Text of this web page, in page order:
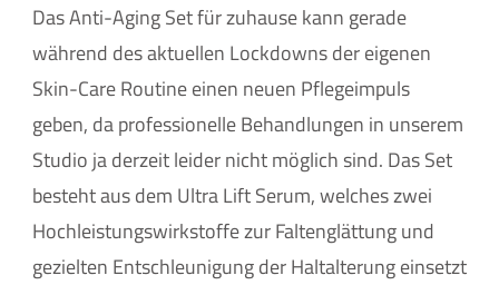
Das Anti-Aging Set für zuhause kann gerade
während des aktuellen Lockdowns der eigenen
Skin-Care Routine einen neuen Pflegeimpuls
geben, da professionelle Behandlungen in unserem
Studio ja derzeit leider nicht möglich sind. Das Set
besteht aus dem Ultra Lift Serum, welches zwei
Hochleistungswirkstoffe zur Faltenglättung und
gezielten Entschleunigung der Haltalterung einsetzt